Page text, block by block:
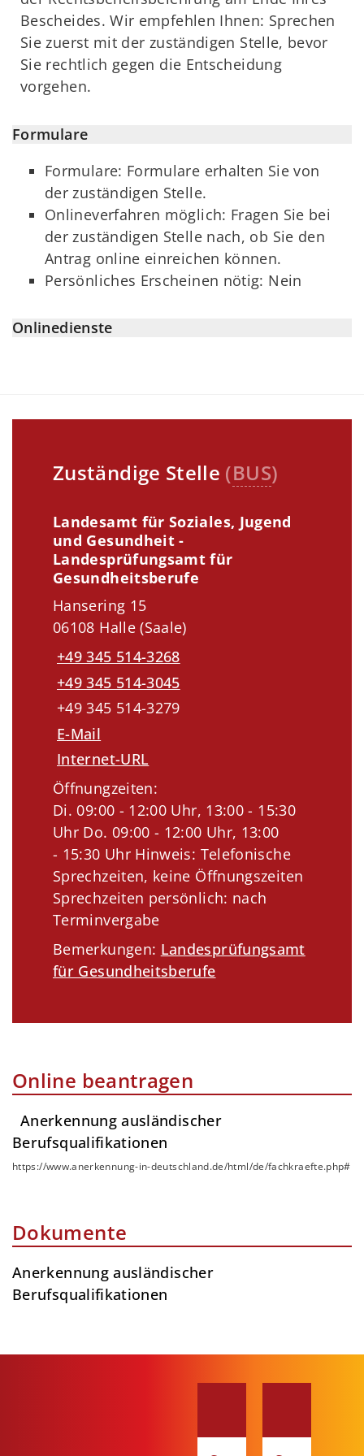
Bescheides. Wir empfehlen Ihnen: Sprechen
Sie zuerst mit der zuständigen Stelle, bevor
Sie rechtlich gegen die Entscheidung
vorgehen.
Formulare
Formulare: Formulare erhalten Sie von
der zuständigen Stelle.
Onlineverfahren möglich: Fragen Sie bei
der zuständigen Stelle nach, ob Sie den
Antrag online einreichen können.
Persönliches Erscheinen nötig: Nein
Onlinedienste
Zuständige Stelle (BUS)
Landesamt für Soziales, Jugend
und Gesundheit -
Landesprüfungsamt für
Gesundheitsberufe
Hansering 15
06108 Halle (Saale)
+49 345 514-3268
+49 345 514-3045
+49 345 514-3279
E-Mail
Internet-URL
Öffnungzeiten:
Di. 09:00 - 12:00 Uhr, 13:00 - 15:30
Uhr Do. 09:00 - 12:00 Uhr, 13:00
- 15:30 Uhr Hinweis: Telefonische
Sprechzeiten, keine Öffnungszeiten
Sprechzeiten persönlich: nach
Terminvergabe
Bemerkungen: Landesprüfungsamt
für Gesundheitsberufe
Online beantragen
Anerkennung ausländischer
Berufsqualifikationen
https://www.anerkennung-in-deutschland.de/html/de/fachkraefte.php#
Dokumente
Anerkennung ausländischer
Berufsqualifikationen